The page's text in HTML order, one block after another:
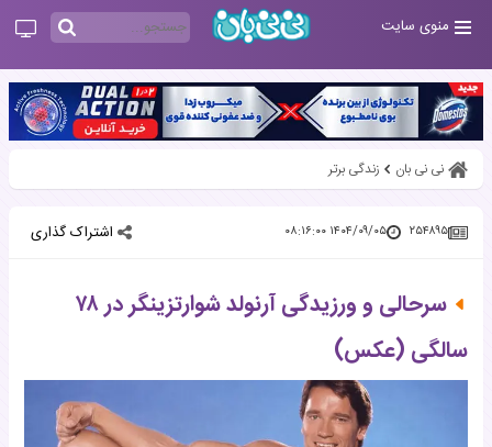
منوی سایت
نی نی بان زندگی برتر
۲۵۴۸۹۵ ۱۴۰۴/۰۹/۰۵ ۰۸:۱۶:۰۰ اشتراک گذاری
سرحالی و ورزیدگی آرنولد شوارتزینگر در ۷۸
سالگی (عکس)